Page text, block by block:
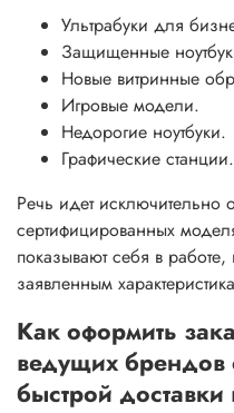
Ультрабуки для
Защищенные
Новые витринные
Игровые модели.
Недорогие ноутбуки.
Графические станции.
Речь идет исключительно
сертифицированных
показывают себя в работе,
заявленным
Как оформить
ведущих
быстрой